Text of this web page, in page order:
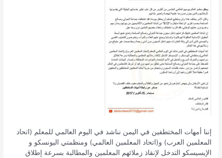
إننا أمهات المختطفين في اليمن نناشد في اليوم العالمي للمعلم (اتحاد
المعلمين العرب) و(اتحاد المعلمين العالمي) ومنظمتي اليونسكو و
الإيسيسكو التدخل لإنقاذ زملائهم المعلمين والمطالبة بسرعة إطلاق